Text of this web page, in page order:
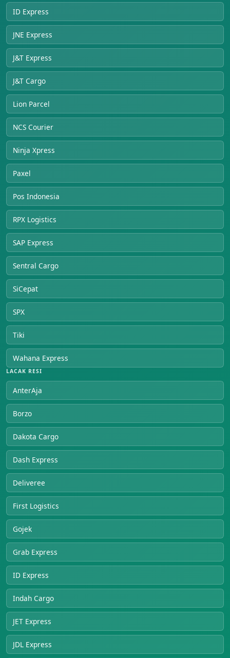
ID Express
JNE Express
J&T Express
J&T Cargo
Lion Parcel
NCS Courier
Ninja Xpress
Paxel
Pos Indonesia
RPX Logistics
SAP Express
Sentral Cargo
SiCepat
SPX
Tiki
Wahana Express
LACAK RESI
AnterAja
Borzo
Dakota Cargo
Dash Express
Deliveree
First Logistics
Gojek
Grab Express
ID Express
Indah Cargo
JET Express
JDL Express